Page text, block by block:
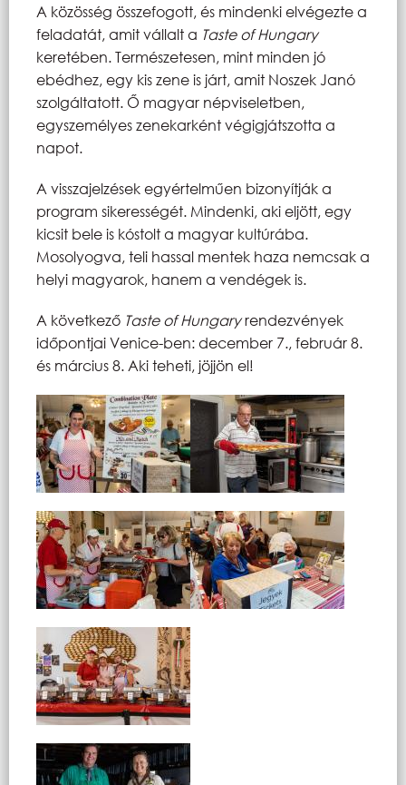
A közösség összefogott, és mindenki elvégezte a
feladatát, amit vállalt a Taste of Hungary
keretében. Természetesen, mint minden jó
ebédhez, egy kis zene is járt, amit Noszek Janó
szolgáltatott. Ő magyar népviseletben,
egyszemélyes zenekarként végigjátszotta a
napot.
A visszajelzések egyértelműen bizonyítják a
program sikerességét. Mindenki, aki eljött, egy
kicsit bele is kóstolt a magyar kultúrába.
Mosolyogva, teli hassal mentek haza nemcsak a
helyi magyarok, hanem a vendégek is.
A következő Taste of Hungaryrendezvények
időpontjai Venice-ben: december 7., február 8.
és március 8. Aki teheti, jöjjön el!